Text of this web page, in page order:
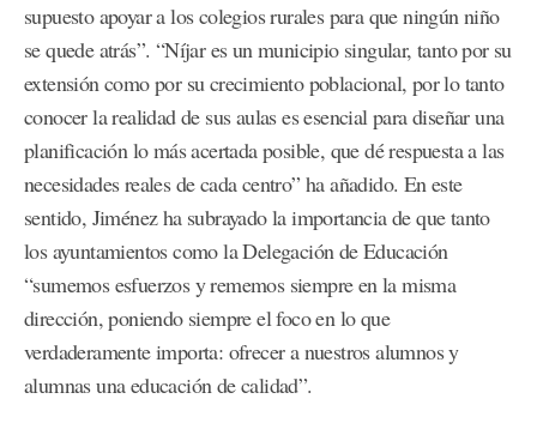
supuesto apoyar a los colegios rurales para que ningún niño
se quede atrás”. “Níjar es un municipio singular, tanto por su
extensión como por su crecimiento poblacional, por lo tanto
conocer la realidad de sus aulas es esencial para diseñar una
planificación lo más acertada posible, que dé respuesta a las
necesidades reales de cada centro” ha añadido. En este
sentido, Jiménez ha subrayado la importancia de que tanto
los ayuntamientos como la Delegación de Educación
“sumemos esfuerzos y rememos siempre en la misma
dirección, poniendo siempre el foco en lo que
verdaderamente importa: ofrecer a nuestros alumnos y
alumnas una educación de calidad”.